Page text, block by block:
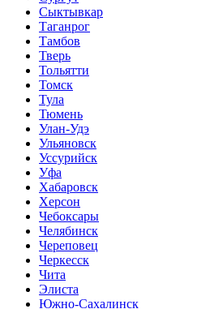
Сыктывкар
Таганрог
Тамбов
Тверь
Тольятти
Томск
Тула
Тюмень
Улан-Удэ
Ульяновск
Уссурийск
Уфа
Хабаровск
Херсон
Чебоксары
Челябинск
Череповец
Черкесск
Чита
Элиста
Южно-Сахалинск